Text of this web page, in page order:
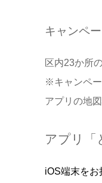
キャンペ
区内23か所
※キャンペ
アプリの地
アプリ「
iOS端末をお